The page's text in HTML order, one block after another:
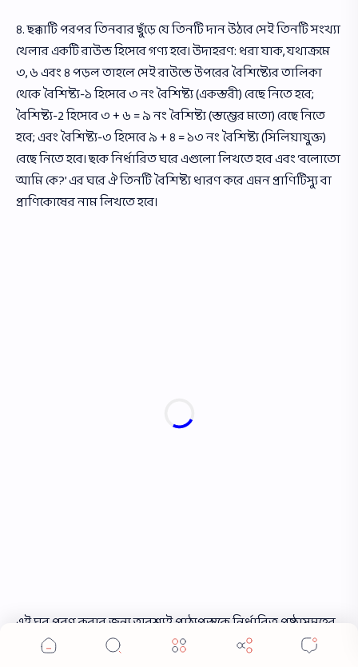
৪. ছক্কাটি পরপর তিনবার ছুঁড়ে যে তিনটি দান উঠবে সেই তিনটি সংখ্যা
খেলার একটি রাউন্ড হিসেবে গণ্য হবে। উদাহরণ: ধরা যাক, যথাক্রমে
৩, ৬ এবং ৪ পড়ল তাহলে সেই রাউন্ডে উপরের বৈশিষ্ট্যের তালিকা
থেকে বৈশিষ্ট্য-১ হিসেবে ৩ নং বৈশিষ্ট্য (একস্তরী) বেছে নিতে হবে;
বৈশিষ্ট্য-2 হিসেবে ৩ + ৬ = ৯ নং বৈশিষ্ট্য (স্তম্ভের মতাে) বেছে নিতে
হবে; এবং বৈশিষ্ট্য-৩ হিসেবে ৯ + ৪ = ১৩ নং বৈশিষ্ট্য (সিলিয়াযুক্ত)
বেছে নিতে হবে। ছকে নির্ধারিত ঘরে এগুলাে লিখতে হবে এবং ‘বলােতাে
আমি কে?’ এর ঘরে ঐ তিনটি বৈশিষ্ট্য ধারণ করে এমন প্রাণিটিস্যু বা
প্রাণিকোষের নাম লিখতে হবে।
এই ঘর পূরণ করার জন্য অবশ্যই পাঠ্যপুস্তকে নির্ধারিত পৃষ্ঠাসমূহের
(৩৩-৪২) মধ্যে থেকে মােটা হরফে ছাপা নামসমূহ বেছে নিতে হবে।